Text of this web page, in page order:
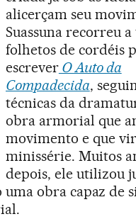
alicerçam seu
Suassuna recorreu a
folhetos de cordéis
escreverO Auto da
Compadecida,
técnicas da
obra armorial que
movimento e que
minissérie. Muitos
depois, ele utilizou
uma obra capaz de